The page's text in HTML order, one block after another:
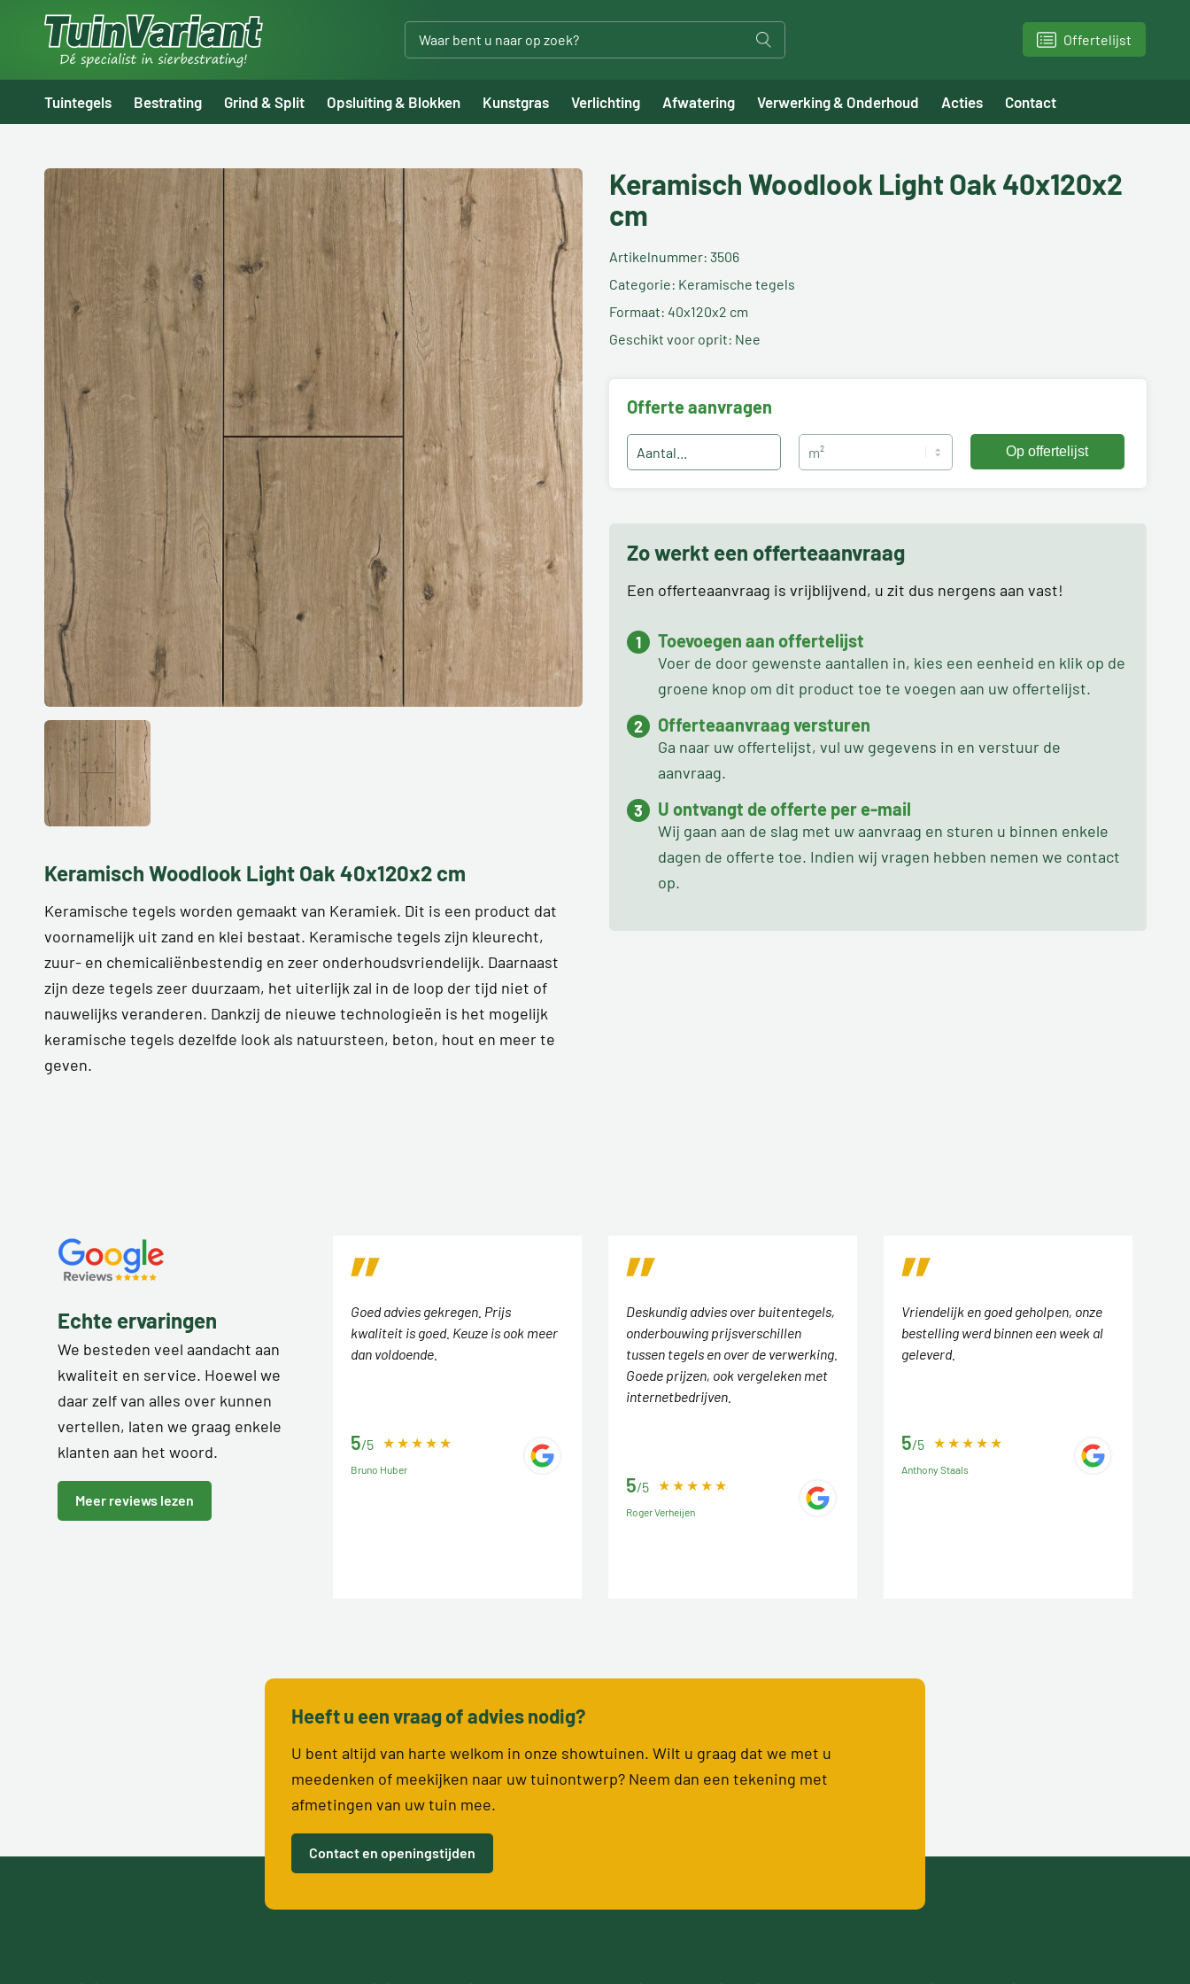
Offertelijst
Tuintegels Bestrating Grind & Split Opsluiting & Blokken Kunstgras Verlichting Afwatering Verwerking & Onderhoud Acties Contact
Keramisch Woodlook Light Oak 40x120x2 cm
Keramische tegels worden gemaakt van Keramiek. Dit is een product dat
voornamelijk uit zand en klei bestaat. Keramische tegels zijn kleurecht,
zuur- en chemicaliënbestendig en zeer onderhoudsvriendelijk. Daarnaast
zijn deze tegels zeer duurzaam, het uiterlijk zal in de loop der tijd niet of
nauwelijks veranderen. Dankzij de nieuwe technologieën is het mogelijk
keramische tegels dezelfde look als natuursteen, beton, hout en meer te
geven.
Keramisch Woodlook Light Oak 40x120x2
cm
Artikelnummer: 3506
Categorie: Keramische tegels
Formaat: 40x120x2 cm
Geschikt voor oprit: Nee
Offerte aanvragen
Zo werkt een offerteaanvraag
Een offerteaanvraag is vrijblijvend, u zit dus nergens aan vast!
Toevoegen aan offertelijst
Voer de door gewenste aantallen in, kies een eenheid en klik op de
groene knop om dit product toe te voegen aan uw offertelijst.
Offerteaanvraag versturen
Ga naar uw offertelijst, vul uw gegevens in en verstuur de
aanvraag.
U ontvangt de offerte per e-mail
Wij gaan aan de slag met uw aanvraag en sturen u binnen enkele
dagen de offerte toe. Indien wij vragen hebben nemen we contact
op.
Echte ervaringen
We besteden veel aandacht aan
kwaliteit en service. Hoewel we
daar zelf van alles over kunnen
vertellen, laten we graag enkele
klanten aan het woord.
Meer reviews lezen
Goed advies gekregen. Prijs
kwaliteit is goed. Keuze is ook meer
dan voldoende.
5/5
Bruno Huber
Deskundig advies over buitentegels,
onderbouwing prijsverschillen
tussen tegels en over de verwerking.
Goede prijzen, ook vergeleken met
internetbedrijven.
5/5
Roger Verheijen
Vriendelijk en goed geholpen, onze
bestelling werd binnen een week al
geleverd.
5/5
Anthony Staals
Heeft u een vraag of advies nodig?
U bent altijd van harte welkom in onze showtuinen. Wilt u graag dat we met u
meedenken of meekijken naar uw tuinontwerp? Neem dan een tekening met
afmetingen van uw tuin mee.
Contact en openingstijden